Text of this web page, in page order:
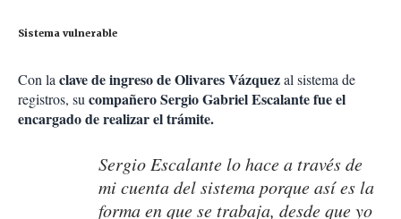
Sistema vulnerable
Con la clave de ingreso de Olivares Vázquezal sistema de
registros, su compañero Sergio Gabriel Escalante fue el
encargado de realizar el trámite.
Sergio Escalante lo hace a través de
mi cuenta del sistema porque así es la
forma en que se trabaja, desde que yo